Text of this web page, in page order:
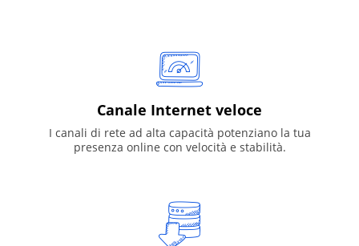
Canale Internet veloce
I canali di rete ad alta capacità potenziano la tua
presenza online con velocità e stabilità.